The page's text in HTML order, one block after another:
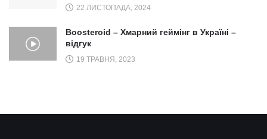
22 ЛИСТОПАДА, 2024
Boosteroid – Хмарний геймінг в Україні –
відгук
19 ТРАВНЯ, 2023